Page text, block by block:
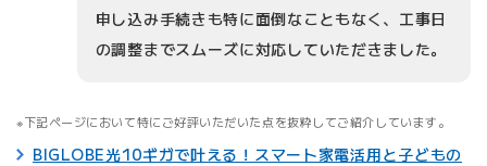
申し込み手続きも特に面倒なこともなく、工事日
の調整までスムーズに対応していただきました。
下記ページにおいて特にご好評いただいた点を抜粋してご紹介しています。
BIGLOBE光10ギガで叶える！スマート家電活用と子どもの